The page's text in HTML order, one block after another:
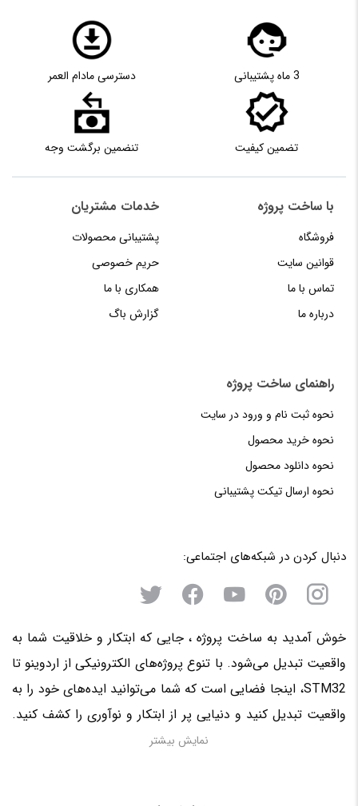
3 ماه پشتیبانی دسترسی مادام العمر
تضمین کیفیت تنضمین برگشت وجه
با ساخت پروژه
فروشگاه
قوانین سایت
تماس با ما
درباره ما
خدمات مشتریان
پشتیبانی محصولات
حریم خصوصی
همکاری با ما
گزارش باگ
راهنمای‌‌ ساخت‌ پروژه
نحوه‌ ثبت‌ نام و ورود در سایت
نحوه خرید محصول
نحوه دانلود محصول
نحوه‌ ارسال‌ تیکت‌ پشتیبانی
دنبال کردن در شبکه‌های اجتماعی:
خوش آمدید به ساخت پروژه ، جایی که ابتکار و خلاقیت شما به
واقعیت تبدیل می‌شود. با تنوع پروژه‌های الکترونیکی از اردوینو تا
STM32، اینجا فضایی است که شما می‌توانید ایده‌های خود را به
واقعیت تبدیل کنید و دنیایی پر از ابتکار و نوآوری را کشف کنید.
منتظر حضور فعال شما در این سرزمین الکترونیکی هستیم!
نمایش بیشتر